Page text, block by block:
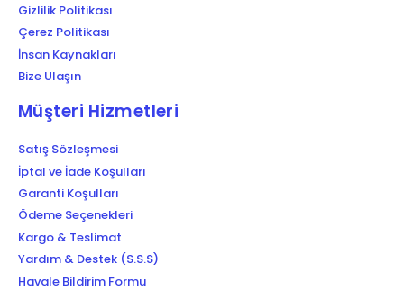
Gizlilik Politikası
Çerez Politikası
İnsan Kaynakları
Bize Ulaşın
Müşteri Hizmetleri
Satış Sözleşmesi
İptal ve İade Koşulları
Garanti Koşulları
Ödeme Seçenekleri
Kargo & Teslimat
Yardım & Destek (S.S.S)
Havale Bildirim Formu